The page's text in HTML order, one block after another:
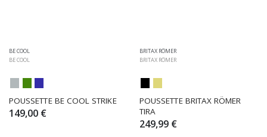
BE COOL
BE COOL
POUSSETTE BE COOL STRIKE
149,00 €
BRITAX RÖMER
BRITAX RÖMER
POUSSETTE BRITAX RÖMER
TIRA
249,99 €